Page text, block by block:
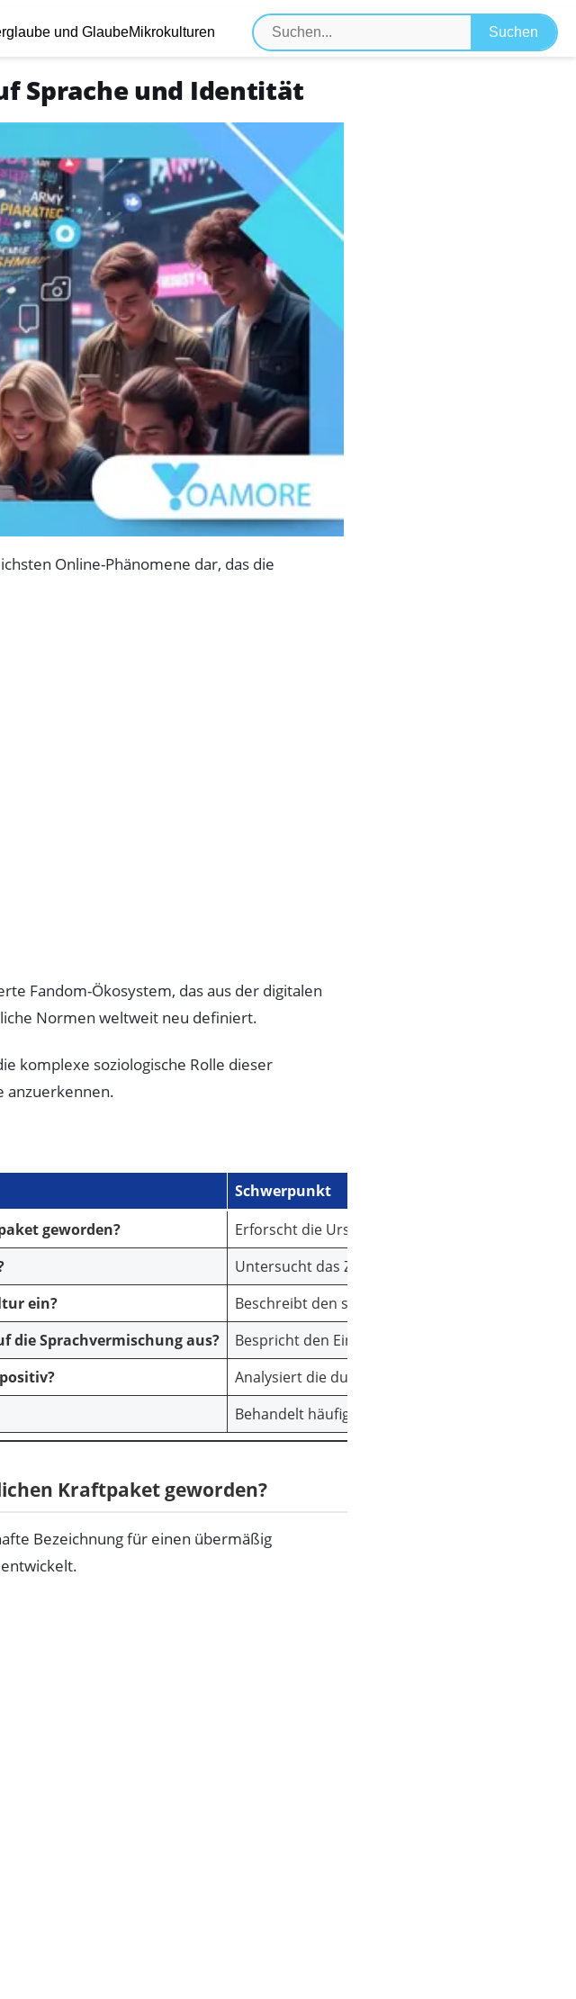
und GlaubeMikrokulturen
Sprache und Identität
Online-Phänomene dar, das die
Fandom-Ökosystem, das aus der digitalen
Normen weltweit neu definiert.
komplexe soziologische Rolle dieser
anzuerkennen.
Schwerpunkt
geworden?
Erforscht die Ursprünge und die schnelle
Untersucht das Zugehörigkeitsgefühl, das „Wir-
ein?
Beschreibt den spezifischen Slang und die
die Sprachvermischung aus?
Bespricht den Einfluss von K-Pop und anderen
Analysiert die dunklere Seite, einschließlich
Behandelt häufige Fragen zu diesem Phänomen.
Kraftpaket geworden?
Bezeichnung für einen übermäßig